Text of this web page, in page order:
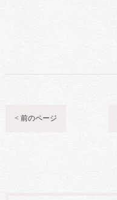
< 前のページ